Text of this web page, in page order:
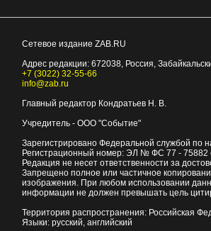
Сетевое издание ZAB.RU
Адрес редакции: 672038, Россия,
+7 (3022) 32-55-66
info@zab.ru
Главный редактор Кондратьев Н. В.
Учредитель - ООО "Событие"
Зарегистрировано Федеральной службой по
Регистрационный номер: ЭЛ № ФС 77 - 75882
Редакция не несет ответственности за
Запрещено полное или частичное
изображения. При любом использовании
информации не должен превышать цель
Территория распространения: Российская
Языки: русский, английский